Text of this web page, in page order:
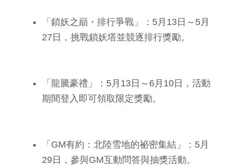
「鎖妖之巔・排行爭戰」：5月13日～5月
27日，挑戰鎖妖塔並競逐排行獎勵。
「龍騰豪禮」：5月13日～6月10日，活動
期間登入即可領取限定獎勵。
「GM有約：北陸雪地的祕密集結」：5月
29日，參與GM互動問答與抽獎活動。